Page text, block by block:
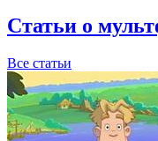
Статьи о
Все статьи